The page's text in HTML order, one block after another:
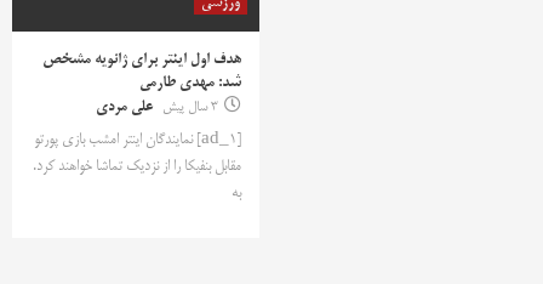
هدف اول اینتر برای ژانویه مشخص
شد: مهدی طارمی
3 سال پیش
علی مردی
[ad_1] نمایندگان اینتر امشب بازی پورتو
مقابل بنفیکا را از نزدیک تماشا خواهند کرد.
به